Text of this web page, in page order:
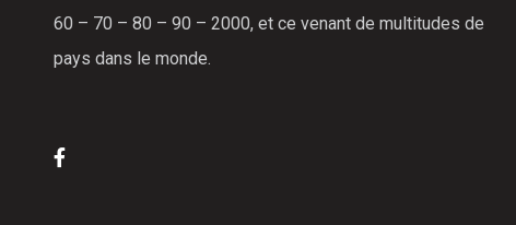
60 – 70 – 80 – 90 – 2000, et ce venant de multitudes de
pays dans le monde.